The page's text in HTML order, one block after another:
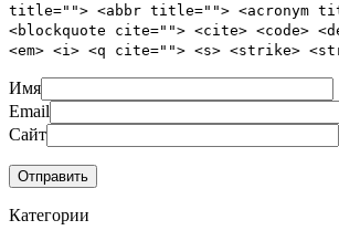
title=""> <abbr title=""> <acronym
<blockquote cite=""> <cite> <code>
<em> <i> <q cite=""> <s> <strike>
Имя
Email
Сайт
Категории